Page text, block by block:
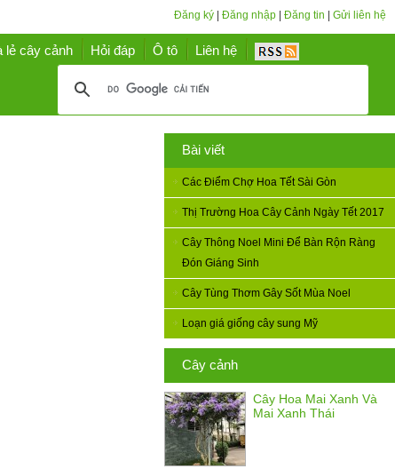
Đăng ký Đăng nhập Đăng tin Gửi liên hệ
lẻ cây cảnh Hỏi đáp Ô tô Liên hệ
Bài viết
Các Điểm Chợ Hoa Tết Sài Gòn
Thị Trường Hoa Cây Cảnh Ngày Tết 2017
Cây Thông Noel Mini Để Bàn Rộn Ràng
Đón Giáng Sinh
Cây Tùng Thơm Gây Sốt Mùa Noel
Loạn giá giống cây sung Mỹ
Cây cảnh
Cây Hoa Mai Xanh Và
Mai Xanh Thái